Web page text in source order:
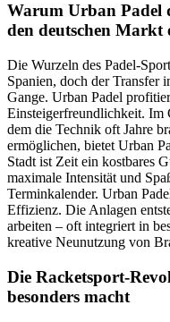
Warum Urban Padel
den deutschen Markt
Die Wurzeln des Padel-
Spanien, doch der Transfer
Gange. Urban Padel
Einsteigerfreundlichkeit. Im
dem die Technik oft Jahre
ermöglichen, bietet Urban
Stadt ist Zeit ein kostbares
maximale Intensität und
Terminkalender. Urban
Effizienz. Die Anlagen
arbeiten – oft integriert in
kreative Neunutzung von
Die Racketsport-
besonders macht